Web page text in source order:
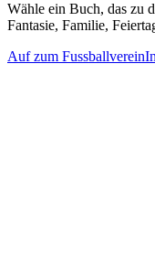
Wähle ein Buch, das zu
Fantasie, Familie,
Auf zum Fussballverein